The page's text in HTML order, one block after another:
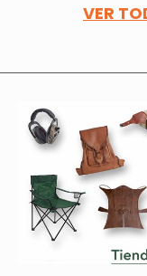
VER